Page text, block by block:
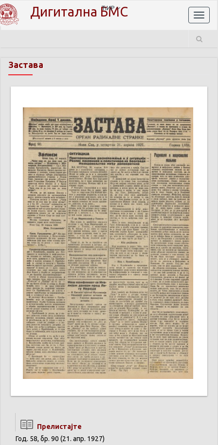
Дигитална БМС
ЋИР
Застава
Прелистајте
Год. 58, бр. 90 (21. апр. 1927)